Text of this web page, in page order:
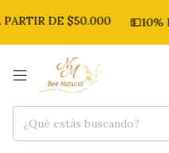
DE $50.000 💵10%